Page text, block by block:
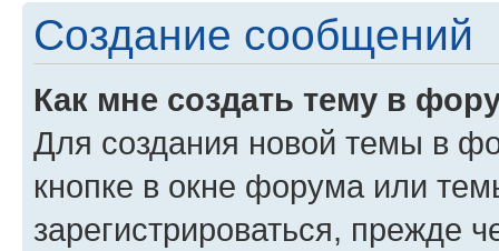
Создание сообщений
Как мне создать тему в
Для создания новой темы в
кнопке в окне форума или
зарегистрироваться, прежде